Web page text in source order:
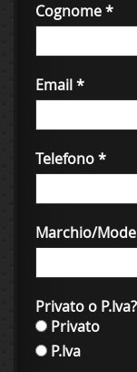
Cognome*
Email*
Telefono*
Marchio/
Privato o P.Iva?
Privato
P.Iva